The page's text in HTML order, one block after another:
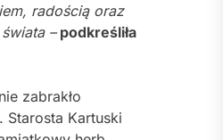
radością oraz
–podkreśliła
zabrakło
Starosta Kartuski